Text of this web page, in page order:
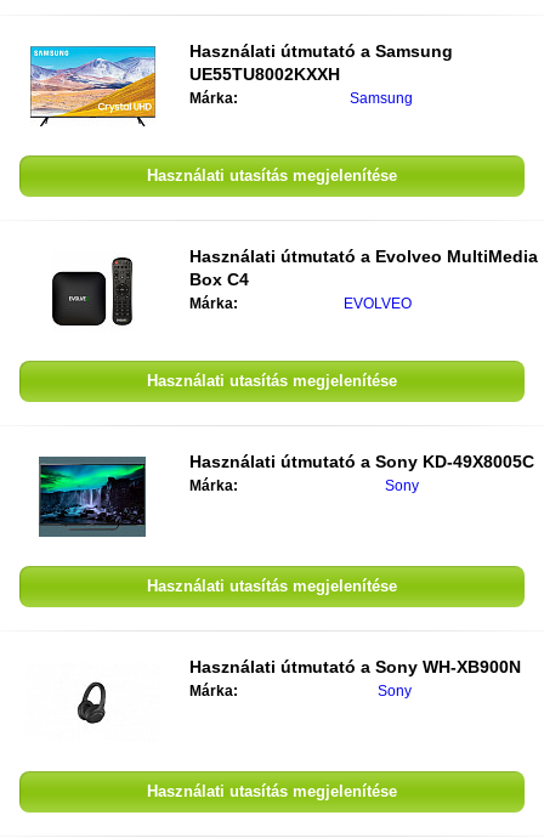
Használati útmutató a Samsung
UE55TU8002KXXH
Márka: Samsung
Használati utasítás megjelenítése
Használati útmutató a Evolveo MultiMedia
Box C4
Márka: EVOLVEO
Használati utasítás megjelenítése
Használati útmutató a Sony KD-49X8005C
Márka: Sony
Használati utasítás megjelenítése
Használati útmutató a Sony WH-XB900N
Márka: Sony
Használati utasítás megjelenítése